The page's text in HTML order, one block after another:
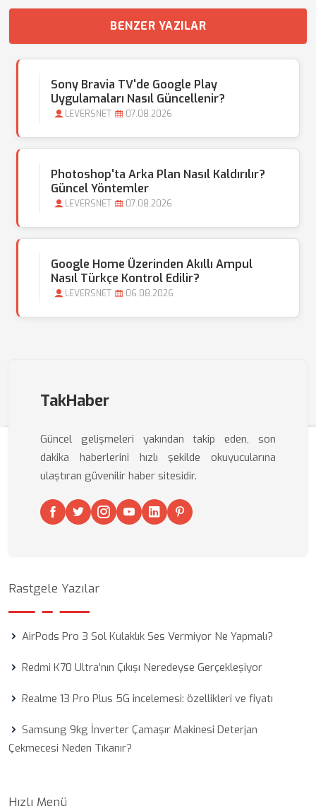
BENZER YAZILAR
Sony Bravia TV'de Google Play
Uygulamaları Nasıl Güncellenir?
LEVERSNET 07.08.2026
Photoshop'ta Arka Plan Nasıl Kaldırılır?
Güncel Yöntemler
LEVERSNET 07.08.2026
Google Home Üzerinden Akıllı Ampul
Nasıl Türkçe Kontrol Edilir?
LEVERSNET 06.08.2026
TakHaber
Güncel gelişmeleri yakından takip eden, son
dakika haberlerini hızlı şekilde okuyucularına
ulaştıran güvenilir haber sitesidir.
Rastgele Yazılar
AirPods Pro 3 Sol Kulaklık Ses Vermiyor Ne Yapmalı?
Redmi K70 Ultra’nın Çıkışı Neredeyse Gerçekleşiyor
Realme 13 Pro Plus 5G incelemesi: özellikleri ve fiyatı
Samsung 9kg İnverter Çamaşır Makinesi Deterjan
Çekmecesi Neden Tıkanır?
Hızlı Menü